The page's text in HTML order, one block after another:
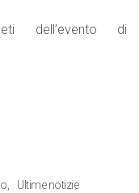
dell’evento di
Ultime notizie